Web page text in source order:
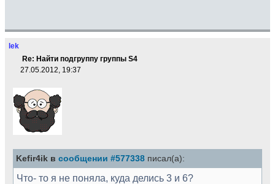
lek
Re: Найти подгруппу группы S4
27.05.2012, 19:37
Kefir4ik в сообщении #577338 писал(а):
Что- то я не поняла, куда делись 3 и 6?